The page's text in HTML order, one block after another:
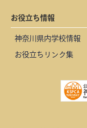
お役立ち情報
神奈川県内学校情報
お役立ちリンク集